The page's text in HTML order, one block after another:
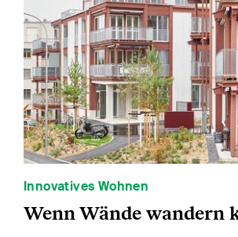
Innovatives Wohnen
Wenn Wände wandern